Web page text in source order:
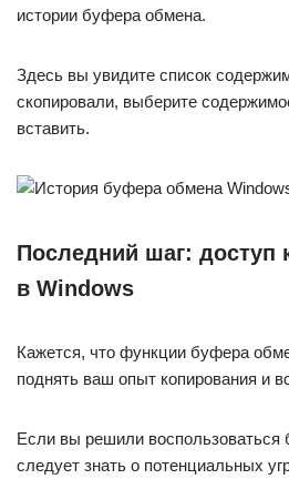
истории буфера обмена.
Здесь вы увидите список
скопировали, выберите
вставить.
Последний шаг: доступ
в Windows
Кажется, что функции буфера
поднять ваш опыт копирования и
Если вы решили
следует знать о потенциальных